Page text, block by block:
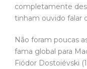
completamente
tinham ouvido falar
Não foram poucas
fama global para
Fiódor Dostoiévski